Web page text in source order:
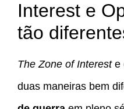
Interest e
tão
The Zone of Intereste
duas maneiras bem